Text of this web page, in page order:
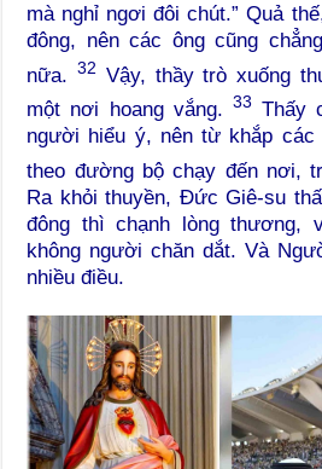
mà nghỉ ngơi đôi chút.” Quả
đông, nên các ông cũng
nữa. 32 Vậy, thầy trò xuống
một nơi hoang vắng. 33 Thấy
người hiểu ý, nên từ khắp các
theo đường bộ chạy đến nơi,
Ra khỏi thuyền, Đức Giê-su
đông thì chạnh lòng thương,
không người chăn dắt. Và
nhiều điều.